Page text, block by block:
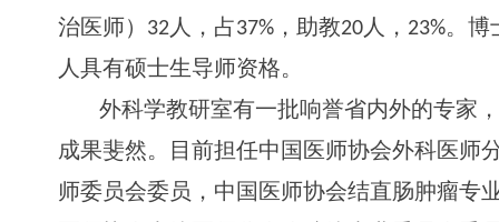
治医师 ） 32人， 占37% ，助教20人 ， 23%。博
人具有硕士生导师资格。
外科学教研室有一批响誉省内外的专家
成果斐然。目前担任中国医师协会外科医师
师委员会委员，中国医师协会结直肠肿瘤专